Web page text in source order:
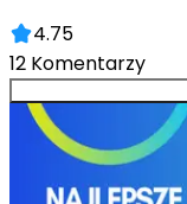
4.75
12 Komentarzy